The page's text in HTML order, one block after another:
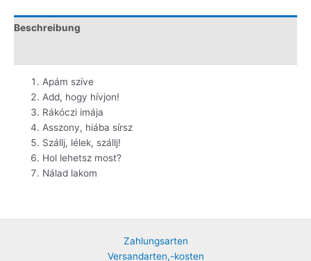
Beschreibung
Apám szíve
Add, hogy hívjon!
Rákóczi imája
Asszony, hiába sírsz
Szállj, lélek, szállj!
Hol lehetsz most?
Nálad lakom
Zahlungsarten
Versandarten,-kosten